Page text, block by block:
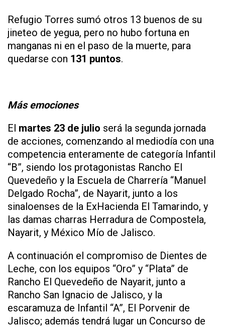
Refugio Torres sumó otros 13 buenos de su
jineteo de yegua, pero no hubo fortuna en
manganas ni en el paso de la muerte, para
quedarse con 131 puntos.
Más emociones
El martes 23 de julio será la segunda jornada
de acciones, comenzando al mediodía con una
competencia enteramente de categoría Infantil
“B”, siendo los protagonistas Rancho El
Quevedeño y la Escuela de Charrería “Manuel
Delgado Rocha”, de Nayarit, junto a los
sinaloenses de la ExHacienda El Tamarindo, y
las damas charras Herradura de Compostela,
Nayarit, y México Mío de Jalisco.
A continuación el compromiso de Dientes de
Leche, con los equipos “Oro” y “Plata” de
Rancho El Quevedeño de Nayarit, junto a
Rancho San Ignacio de Jalisco, y la
escaramuza de Infantil “A”, El Porvenir de
Jalisco; además tendrá lugar un Concurso de